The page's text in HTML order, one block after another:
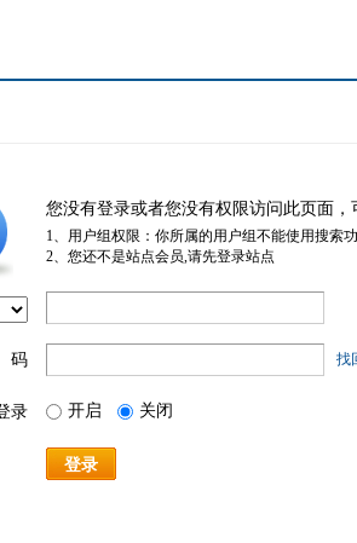
您没有登录或者您没有权限访问此页面
1、用户组权限：你所属的用户组不能使用搜索
2、您还不是站点会员,请先登录站点
码 找
录 开启 关闭
登录